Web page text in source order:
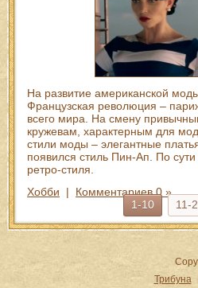
На развитие американской
Французская революция –
всего мира. На смену
кружевам, характерным для
стили моды – элегантные
появился стиль Пин-Ап. По
ретро-стиля.
Хобби | Комментариев 0 »
1-10
11-
Трибуна